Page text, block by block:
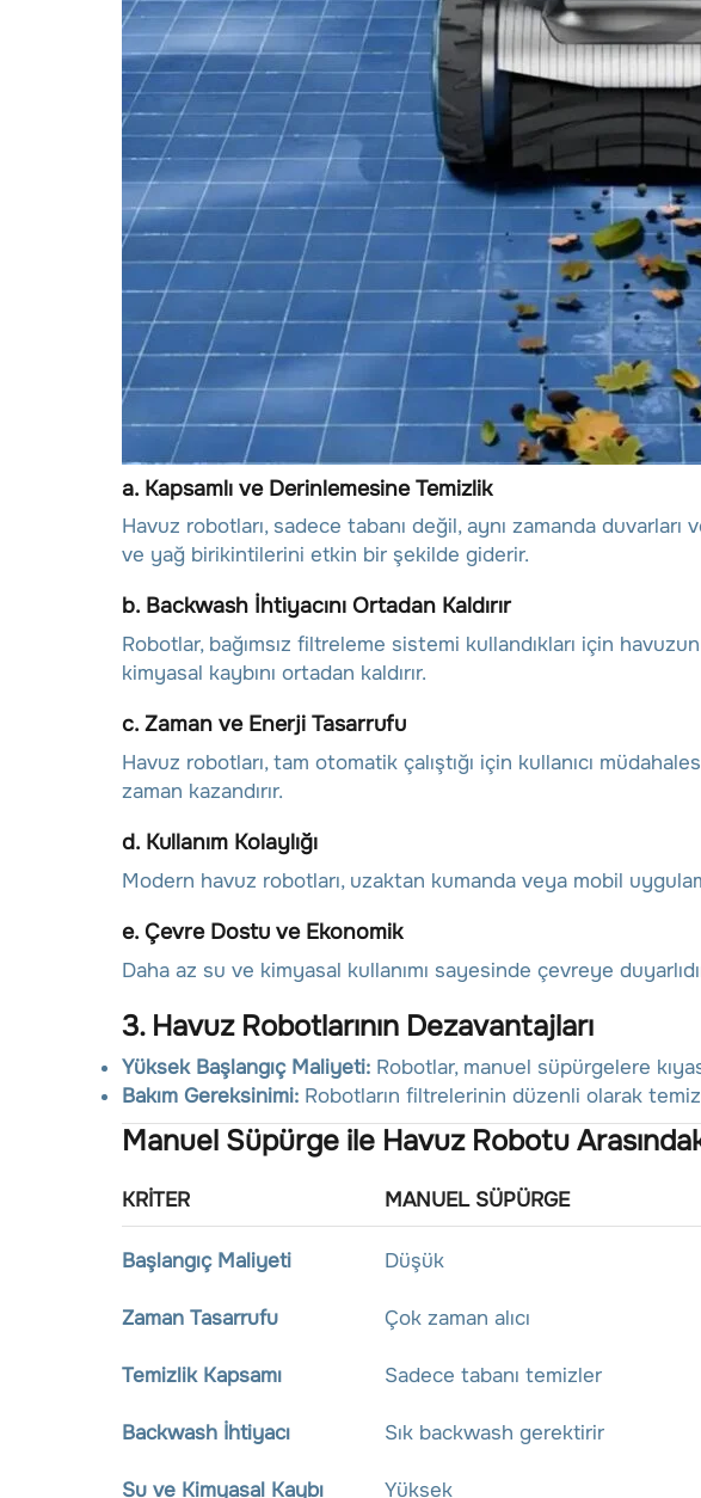
a. Kapsamlı ve Derinlemesine Temizlik
Havuz robotları, sadece tabanı değil, aynı zamanda
ve yağ birikintilerini etkin bir şekilde giderir.
b. Backwash İhtiyacını Ortadan Kaldırır
Robotlar, bağımsız filtreleme sistemi kullandıkları için
kimyasal kaybını ortadan kaldırır.
c. Zaman ve Enerji Tasarrufu
Havuz robotları, tam otomatik çalıştığı için kullanıcı
zaman kazandırır.
d. Kullanım Kolaylığı
Modern havuz robotları, uzaktan kumanda veya mobil
e. Çevre Dostu ve Ekonomik
Daha az su ve kimyasal kullanımı sayesinde çevreye
3. Havuz Robotlarının Dezavantajları
Yüksek Başlangıç Maliyeti: Robotlar, manuel süpürgelere
Bakım Gereksinimi: Robotların filtrelerinin düzenli olarak
Manuel Süpürge ile Havuz Robotu
KRITER MANUEL SÜPÜRGE
Başlangıç Maliyeti Düşük
Zaman Tasarrufu Çok zaman alıcı
Temizlik Kapsamı Sadece tabanı temizler
Backwash İhtiyacı Sık backwash gerektirir
Su ve Kimyasal Kaybı Yüksek